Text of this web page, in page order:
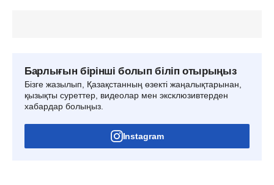
Барлығын бірінші болып біліп отырыңыз
Бізге жазылып, Қазақстанның өзекті жаңалықтарынан,
қызықты суреттер, видеолар мен эксклюзивтерден
хабардар болыңыз.
Instagram